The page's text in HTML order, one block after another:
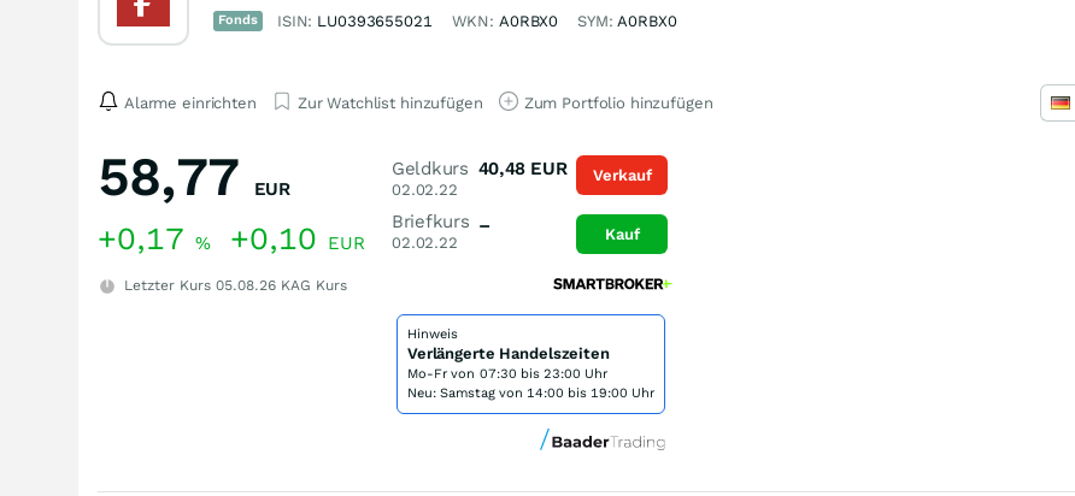
Fonds ISIN: LU0393655021 WKN: A0RBX0 SYM:A0RBX0
Alarme einrichten Zur Watchlist hinzufügen Zum Portfolio hinzufügen
58,77 EUR
+0,17 % +0,10 EUR
Letzter Kurs 05.08.26 KAG Kurs
Geldkurs
02.02.22
40,48 EUR
Briefkurs
02.02.22
–
Verkauf
Kauf
Hinweis
Verlängerte Handelszeiten
Mo-Fr von 07:30 bis 23:00 Uhr
Neu: Samstag von 14:00 bis 19:00 Uhr